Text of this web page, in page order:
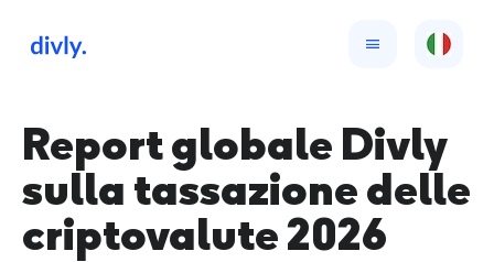
Report globale Divly
sulla tassazione delle
criptovalute 2026